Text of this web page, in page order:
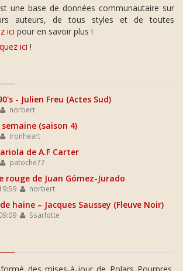
une base de données communautaire sur
auteurs, de tous styles et de toutes
ici pour en savoir plus !
ici !
- Julien Freu (Actes Sud)
norbert
(saison 4)
Ironheart
de A.F Carter
patoche77
rouge de Juan Gómez-Jurado
norbert
haine – Jacques Saussey (Fleuve Noir)
Ssarlotte